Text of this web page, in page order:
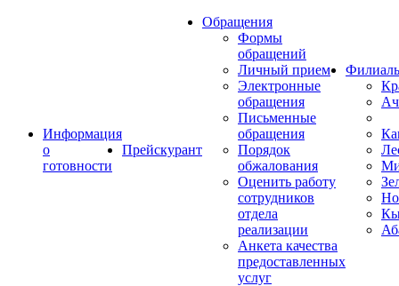
Информация
о
готовности
Прейскурант
Обращения
Формы
обращений
Личный прием
Электронные
обращения
Письменные
обращения
Порядок
обжалования
Оценить работу
сотрудников
отдела
реализации
Анкета качества
предоставленных
услуг